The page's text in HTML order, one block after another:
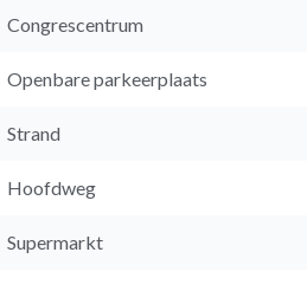
Congrescentrum
Openbare parkeerplaats
Strand
Hoofdweg
Supermarkt